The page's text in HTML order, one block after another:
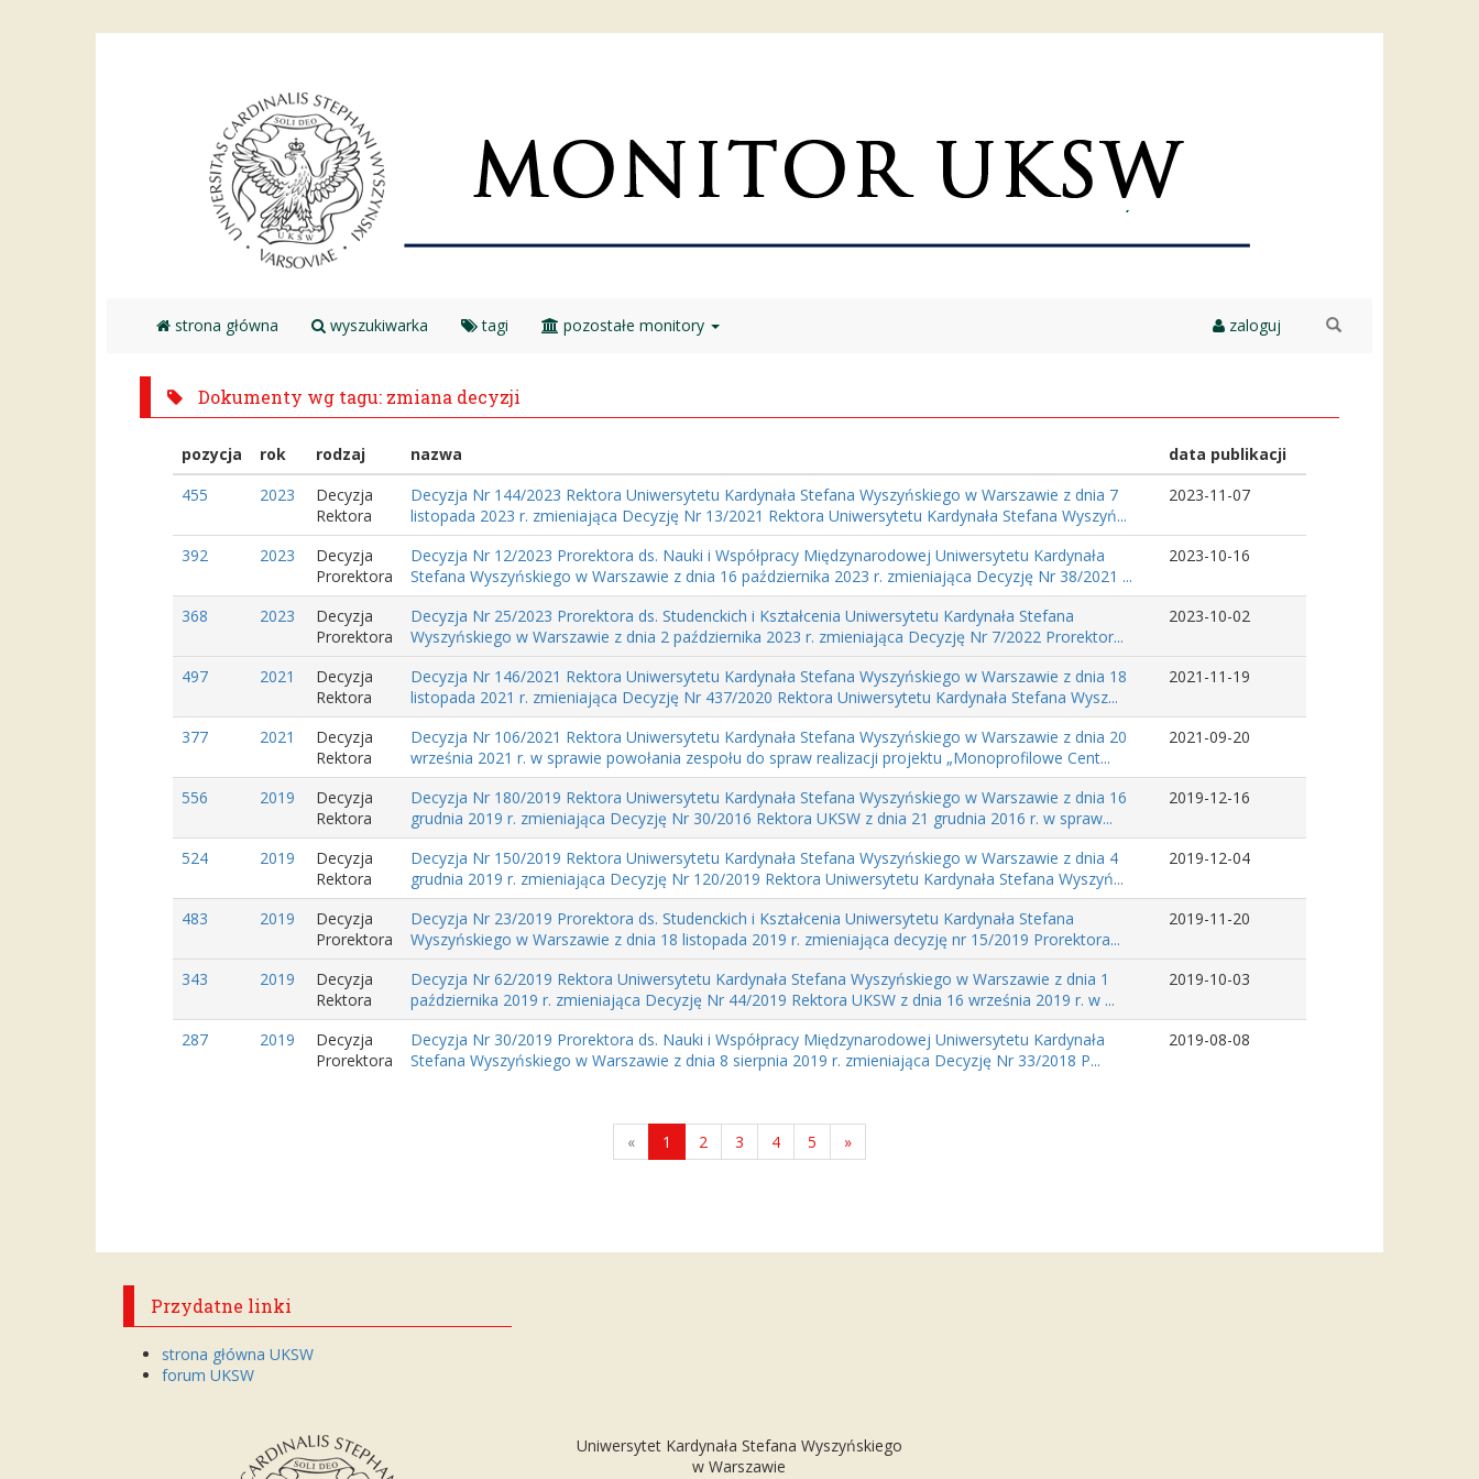
strona główna wyszukiwarka tagi pozostałe monitory zaloguj
Dokumenty wg tagu: zmiana decyzji
pozycja rok rodzaj nazwa
data publikacji
455
2023
Decyzja
Rektora
Decyzja Nr 144/2023 Rektora Uniwersytetu Kardynała Stefana Wyszyńskiego w Warszawie z dnia 7
listopada 2023 r. zmieniająca Decyzję Nr 13/2021 Rektora Uniwersytetu Kardynała Stefana Wyszyń...
2023-11-07
392 2023
Decyzja
Prorektora
Decyzja Nr 12/2023 Prorektora ds. Nauki i Współpracy Międzynarodowej Uniwersytetu Kardynała
Stefana Wyszyńskiego w Warszawie z dnia 16 października 2023 r. zmieniająca Decyzję Nr 38/2021 ...
2023-10-16
368 2023
Decyzja
Prorektora
Decyzja Nr 25/2023 Prorektora ds. Studenckich i Kształcenia Uniwersytetu Kardynała Stefana
Wyszyńskiego w Warszawie z dnia 2 października 2023 r. zmieniająca Decyzję Nr 7/2022 Prorektor...
2023-10-02
497 2021
Decyzja
Rektora
Decyzja Nr 146/2021 Rektora Uniwersytetu Kardynała Stefana Wyszyńskiego w Warszawie z dnia 18
listopada 2021 r. zmieniająca Decyzję Nr 437/2020 Rektora Uniwersytetu Kardynała Stefana Wysz...
2021-11-19
377 2021
Decyzja
Rektora
Decyzja Nr 106/2021 Rektora Uniwersytetu Kardynała Stefana Wyszyńskiego w Warszawie z dnia 20
września 2021 r. w sprawie powołania zespołu do spraw realizacji projektu „Monoprofilowe Cent...
2021-09-20
556 2019
Decyzja
Rektora
Decyzja Nr 180/2019 Rektora Uniwersytetu Kardynała Stefana Wyszyńskiego w Warszawie z dnia 16
grudnia 2019 r. zmieniająca Decyzję Nr 30/2016 Rektora UKSW z dnia 21 grudnia 2016 r. w spraw...
2019-12-16
524 2019
Decyzja
Rektora
Decyzja Nr 150/2019 Rektora Uniwersytetu Kardynała Stefana Wyszyńskiego w Warszawie z dnia 4
grudnia 2019 r. zmieniająca Decyzję Nr 120/2019 Rektora Uniwersytetu Kardynała Stefana Wyszyń...
2019-12-04
483 2019
Decyzja
Prorektora
Decyzja Nr 23/2019 Prorektora ds. Studenckich i Kształcenia Uniwersytetu Kardynała Stefana
Wyszyńskiego w Warszawie z dnia 18 listopada 2019 r. zmieniająca decyzję nr 15/2019 Prorektora...
2019-11-20
343 2019
Decyzja
Rektora
Decyzja Nr 62/2019 Rektora Uniwersytetu Kardynała Stefana Wyszyńskiego w Warszawie z dnia 1
października 2019 r. zmieniająca Decyzję Nr 44/2019 Rektora UKSW z dnia 16 września 2019 r. w ...
2019-10-03
287 2019
Decyzja
Prorektora
Decyzja Nr 30/2019 Prorektora ds. Nauki i Współpracy Międzynarodowej Uniwersytetu Kardynała
Stefana Wyszyńskiego w Warszawie z dnia 8 sierpnia 2019 r. zmieniająca Decyzję Nr 33/2018 P...
2019-08-08
« 1 2 3 4 5 »
Przydatne linki
strona główna UKSW
forum UKSW
Uniwersytet Kardynała Stefana Wyszyńskiego
w Warszawie